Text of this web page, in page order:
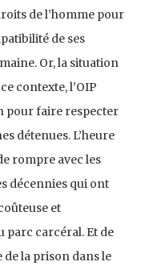
de l’homme pour
de ses
Or, la situation
contexte, l’OIP
pour faire respecter
détenues. L’heure
rompre avec les
décennies qui ont
et
parc carcéral. Et de
la prison dans le